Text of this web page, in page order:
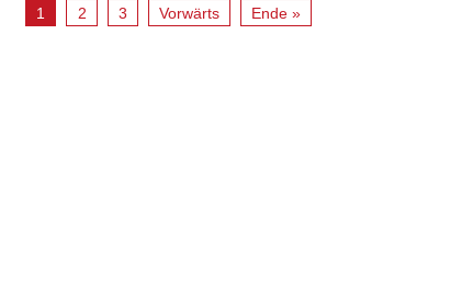
1 2 3 Vorwärts Ende »